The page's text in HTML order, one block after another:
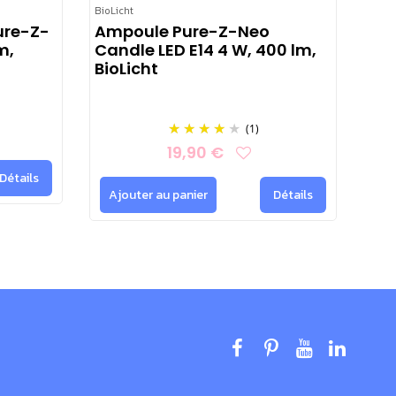
à une fréquence assez élevée (au-delà de 120 Hz),
de tête…)
Z-
Détails
BioLicht
Ampoule Pure-Z-Neo
Candle LED E14 4 W, 400 lm,
BioLicht
(1)
19,90 €
Ajouter au panier Détails